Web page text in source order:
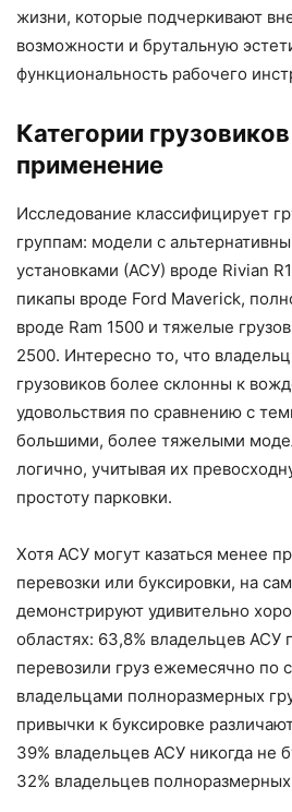
жизни, которые подчеркивают
возможности и брутальную
функциональность рабочего
Категории
применение
Исследование классифицирует
группам: модели с
установками (АСУ) вроде Rivian
пикапы вроде Ford Maverick,
вроде Ram 1500 и тяжелые
2500. Интересно то, что
грузовиков более склонны к
удовольствия по сравнению с
большими, более тяжелыми
логично, учитывая их
простоту парковки.
Хотя АСУ могут казаться менее
перевозки или буксировки, на
демонстрируют удивительно
областях: 63,8% владельцев АСУ
перевозили груз ежемесячно по
владельцами полноразмерных
привычки к буксировке
39% владельцев АСУ никогда не
32% владельцев полноразмерных